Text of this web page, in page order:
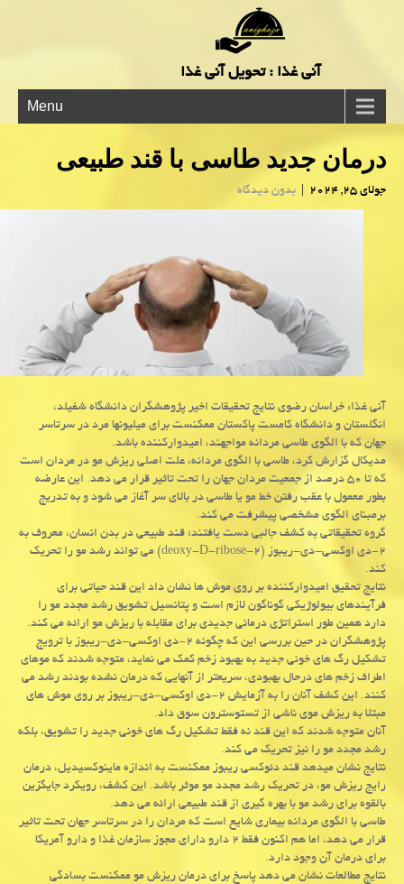
آنی غذا : تحویل آنی غذا
Menu
درمان جدید طاسی با قند طبیعی
جولای 25, 2024 | بدون دیدگاه
آنی غذا: خراسان رضوی نتایج تحقیقات اخیر پژوهشگران دانشگاه شفیلد،
انگلستان و دانشگاه کامست پاکستان ممکنست برای میلیونها مرد در سرتاسر
جهان که با الگوی طاسی مردانه مواجهند، امیدوارکننده باشد.
مدیکال گزارش کرد، طاسی با الگوی مردانه، علت اصلی ریزش مو در مردان است
که تا ۵۰ درصد از جمعیت مردان جهان را تحت تاثیر قرار می دهد. این عارضه
بطور معمول با عقب رفتن خط مو یا طاسی در بالای سر آغاز می شود و به تدریج
برمبنای الگوی مشخصی پیشرفت می کند.
گروه تحقیقاتی به کشف جالبی دست یافتند؛ قند طبیعی در بدن انسان، معروف به
۲-دی اوکسی-دی-ریبوز (۲-deoxy-D-ribose) می تواند رشد مو را تحریک
کند.
نتایج تحقیق امیدوارکننده بر روی موش ها نشان داد این قند حیاتی برای
فرآیندهای بیولوژیکی گوناگون لازم است و پتانسیل تشویق رشد مجدد مو را
دارد همین طور استراتژی درمانی جدیدی برای مقابله با ریزش مو ارائه می کند.
پژوهشگران در حین بررسی این که چگونه ۲-دی اوکسی-دی-ریبوز با ترویج
تشکیل رگ های خونی جدید به بهبود زخم کمک می نماید، متوجه شدند که موهای
اطراف زخم های درحال بهبودی، سریعتر از آنهایی که درمان نشده بودند رشد می
کنند. این کشف آنان را به آزمایش ۲-دی اوکسی-دی-ریبوز بر روی موش های
مبتلا به ریزش موی ناشی از تستوسترون سوق داد.
آنان متوجه شدند که این قند نه فقط تشکیل رگ های خونی جدید را تشویق، بلکه
رشد مجدد مو را نیز تحریک می کند.
نتایج نشان میدهد قند دئوکسی ریبوز ممکنست به اندازه ماینوکسیدیل، درمان
رایج ریزش مو، در تحریک رشد مجدد مو موثر باشد. این کشف، رویکرد جایگزین
بالقوه برای رشد مو با بهره گیری از قند طبیعی ارائه می دهد.
طاسی با الگوی مردانه بیماری شایع است که مردان را در سرتاسر جهان تحت تاثیر
قرار می دهد، اما هم اکنون فقط ۲ دارو دارای مجوز سازمان غذا و دارو آمریکا
برای درمان آن وجود دارد.
نتایج مطالعات نشان می دهد پاسخ برای درمان ریزش مو ممکنست بسادگی